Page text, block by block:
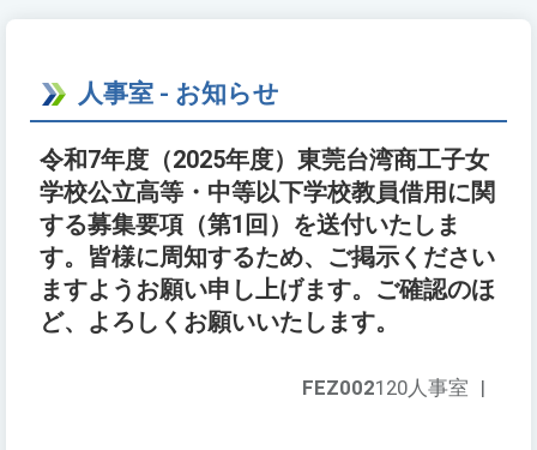
人事室 - お知らせ
令和7年度（2025年度）東莞台湾商工子女
学校公立高等・中等以下学校教員借用に関
する募集要項（第1回）を送付いたしま
す。皆様に周知するため、ご掲示ください
ますようお願い申し上げます。ご確認のほ
ど、よろしくお願いいたします。
FEZ002120人事室 |